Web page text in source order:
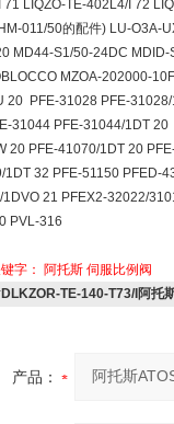
71 LIQZO-TE-402L4/I 72
011/50的配件) LU-O3A-
MD44-S1/50-24DC
MZOA-202000-
20 PFE-31028 PFE-
31044 PFE-31044/1DT
20 PFE-41070/1DT 20
1DT 32 PFE-51150 PFED-
21 PFEX2-32022/
PVL-316
字： 阿托斯 伺服比例阀
DLKZOR-TE-140-T73/I阿托
产品：